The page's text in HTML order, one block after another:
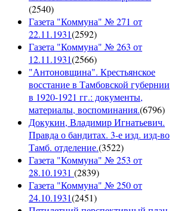
(2540)
Газета "Коммуна" № 271 от
22.11.1931(2592)
Газета "Коммуна" № 263 от
12.11.1931(2566)
"Антоновщина". Крестьянское
восстание в Тамбовской губернии
в 1920-1921 гг.: документы,
материалы, воспоминания.(6796)
Докукин, Владимир Игнатьевич.
Правда о бандитах. 3-е изд. изд-во
Тамб. отделение.(3522)
Газета "Коммуна" № 253 от
28.10.1931 (2839)
Газета "Коммуна" № 250 от
24.10.1931(2451)